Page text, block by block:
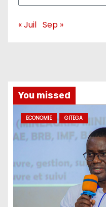
« Juil Sep »
You missed
ECONOMIE GITEGA